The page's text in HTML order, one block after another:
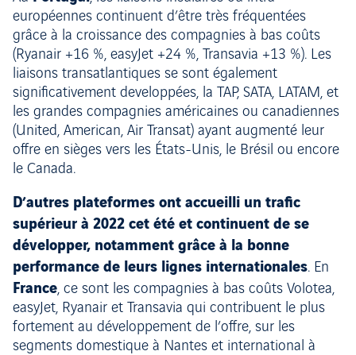
européennes continuent d’être très fréquentées
grâce à la croissance des compagnies à bas coûts
(Ryanair +16 %, easyJet +24 %, Transavia +13 %). Les
liaisons transatlantiques se sont également
significativement developpées, la TAP, SATA, LATAM, et
les grandes compagnies américaines ou canadiennes
(United, American, Air Transat) ayant augmenté leur
offre en sièges vers les États-Unis, le Brésil ou encore
le Canada.
D’autres plateformes ont accueilli un trafic
supérieur à 2022 cet été et continuent de se
développer, notamment grâce à la bonne
performance de leurs lignes internationales. En
France, ce sont les compagnies à bas coûts Volotea,
easyJet, Ryanair et Transavia qui contribuent le plus
fortement au développement de l’offre, sur les
segments domestique à Nantes et international à